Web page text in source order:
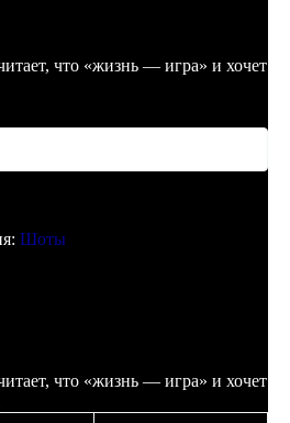
что «жизнь — игра» и хочет
Шоты
что «жизнь — игра» и хочет